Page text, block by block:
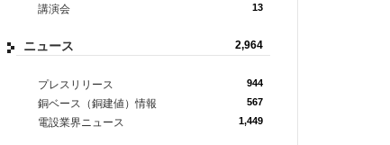
講演会 13
ニュース 2,964
プレスリリース 944
銅ベース（銅建値）情報 567
電設業界ニュース 1,449